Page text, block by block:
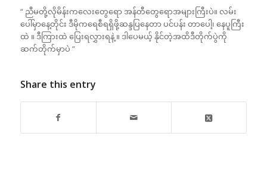
“ ညီမတို့လိုမိန်းကလေးတွေရော အန်တီတွေရောအများကြီးပဲ။ လမ်း
ပေါ်မှာနေ့တိုင်း ဒီမိုကရေစီရရှိဖို့ဆန္ဒပြနေတာ ပင်ပန်း တာပေါ့၊ နေပူကြီး
ထဲ ။ ဒီကြားထဲ ပြေးရလွှားရနဲ့ ။ ဒါပေမယ့် နိုင်တဲ့အထိဒီတိုက်ပွဲကို
ဆက်တိုက်မှာပဲ ”
Share this entry